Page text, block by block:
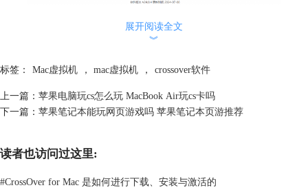
图2：CrossOver下载专区
在选择使用Crossover还是虚拟机来运行Windows软件时，许多用户不知道
做出选择。
展开阅读全文
︾
标签： Mac虚拟机 ， mac虚拟机 ， crossover软件
上一篇： 苹果电脑玩cs怎么玩 MacBook Air玩cs卡吗
下一篇： 苹果笔记本能玩网页游戏吗 苹果笔记本页游推荐
读者也访问过这里:
#CrossOver for Mac 是如何进行下载、安装与激活的